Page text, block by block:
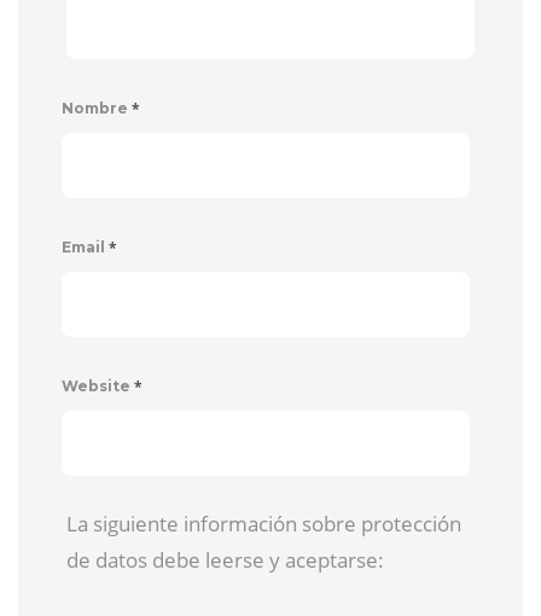
Nombre *
Email *
Website *
La siguiente información sobre protección
de datos debe leerse y aceptarse: